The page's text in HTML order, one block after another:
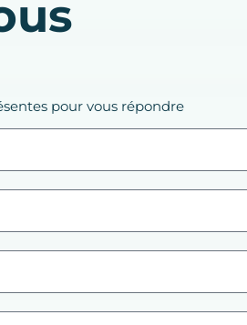
pour vous répondre